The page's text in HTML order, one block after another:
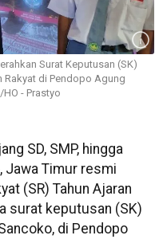
Surat Keputusan (SK)
di Pendopo Agung
- Prastyo
SD, SMP, hingga
Jawa Timur resmi
(SR) Tahun Ajaran
surat keputusan (SK)
di Pendopo